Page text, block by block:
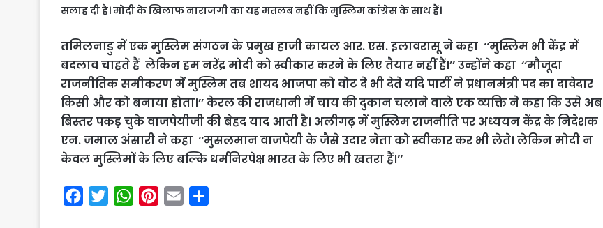
सलाह दी है। मोदी के खिलाफ नाराजगी का यह मतलब नहीं कि मुस्लिम कांग्रेस के साथ हैं।
तमिलनाडु में एक मुस्लिम संगठन के प्रमुख हाजी कायल आर. एस. इलावरासू ने कहा ‘‘मुस्लिम भी केंद्र में
बदलाव चाहते हैं लेकिन हम नरेंद्र मोदी को स्वीकार करने के लिए तैयार नहीं हैं।’’ उन्होंने कहा ‘‘मौजूदा
राजनीतिक समीकरण में मुस्लिम तब शायद भाजपा को वोट दे भी देते यदि पार्टी ने प्रधानमंत्री पद का दावेदार
किसी और को बनाया होता।’’ केरल की राजधानी में चाय की दुकान चलाने वाले एक व्यक्ति ने कहा कि उसे अब
बिस्तर पकड़ चुके वाजपेयीजी की बेहद याद आती है। अलीगढ़ में मुस्लिम राजनीति पर अध्ययन केंद्र के निदेशक
एन. जमाल अंसारी ने कहा ‘‘मुसलमान वाजपेयी के जैसे उदार नेता को स्वीकार कर भी लेते। लेकिन मोदी न
केवल मुस्लिमों के लिए बल्कि धर्मनिरपेक्ष भारत के लिए भी खतरा हैं।’’
W